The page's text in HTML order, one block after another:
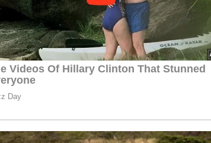
°C stellen und das Gericht etwa 75 Min. garen.